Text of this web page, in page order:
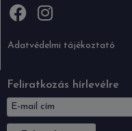
Adatvédelmi tájékoztató
Feliratkozás hírlevélre